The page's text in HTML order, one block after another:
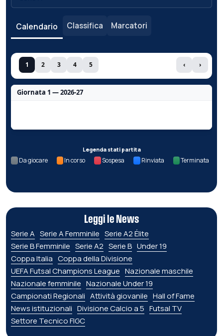
Calendario Classifica Marcatori
1 2 3 4 5 ‹ ›
Giornata 1 — 2026-27
Legenda stati partita
Da giocare In corso Sospesa Rinviata Terminata
Leggi le News
Serie A Serie A Femminile Serie A2 Élite
Serie B Femminile Serie A2 Serie B Under 19
Coppa Italia Coppa della Divisione
UEFA Futsal Champions League Nazionale maschile
Nazionale femminile Nazionale Under 19
Campionati Regionali Attività giovanile Hall of Fame
News istituzionali Divisione Calcio a 5 Futsal TV
Settore Tecnico FIGC